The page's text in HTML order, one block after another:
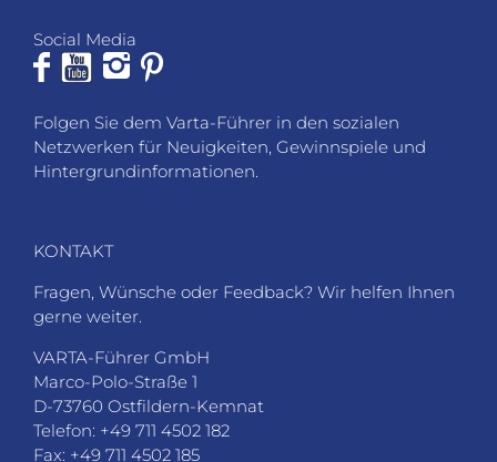
Social Media
Folgen Sie dem Varta-Führer in den sozialen
Netzwerken für Neuigkeiten, Gewinnspiele und
Hintergrundinformationen.
KONTAKT
Fragen, Wünsche oder Feedback? Wir helfen Ihnen
gerne weiter.
VARTA-Führer GmbH
Marco-Polo-Straße 1
D-73760 Ostfildern-Kemnat
Telefon: +49 711 4502 182
Fax: +49 711 4502 185